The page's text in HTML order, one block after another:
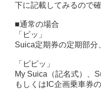
下に記載してみるので
■通常の場合
「ピッ」
Suica定期券の定期部
「ピピッ」
My Suica（記名式）、
もしくはIC企画乗車券